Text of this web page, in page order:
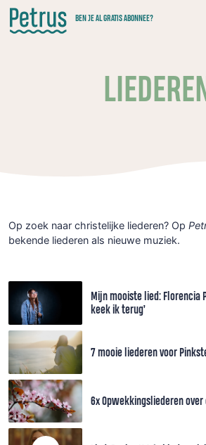
Doorgaan
naar
hoofdinhoud
BEN JE AL GRATIS ABONNEE?
Op zoek naar christelijke liederen? Op
bekende liederen als nieuwe muziek.
Mijn mooiste lied: Florencia
keek ik terug’
7 mooie liederen voor
6x Opwekkingsliederen over